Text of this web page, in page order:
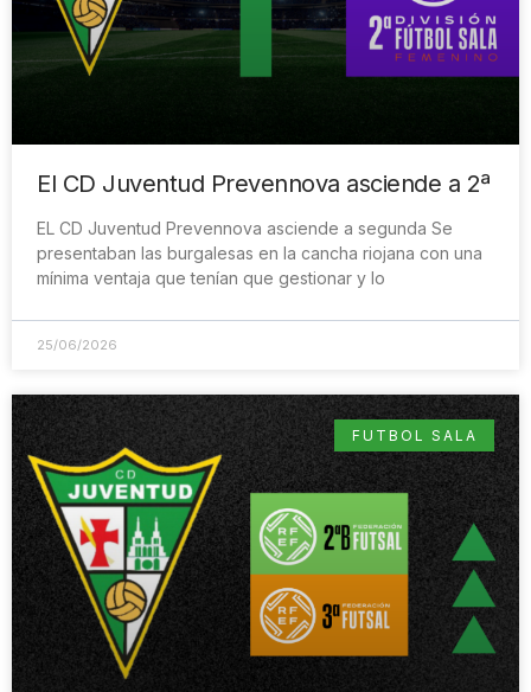
El CD Juventud Prevennova asciende a 2ª
EL CD Juventud Prevennova asciende a segunda Se
presentaban las burgalesas en la cancha riojana con una
mínima ventaja que tenían que gestionar y lo
25/06/2026
FUTBOL SALA